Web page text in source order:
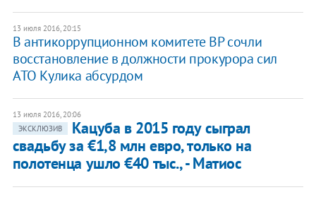
13 июля 2016, 20:15
В антикоррупционном комитете ВР сочли
восстановление в должности прокурора сил
АТО Кулика абсурдом
13 июля 2016, 20:06
ЭКСКЛЮЗИВ
Кацуба в 2015 году сыграл
свадьбу за €1,8 млн евро, только на
полотенца ушло €40 тыс., - Матиос